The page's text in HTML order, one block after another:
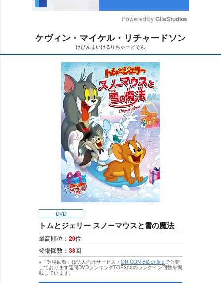
M
t
e
Powered by GliaStudios
ケヴィン・マイケル・リチャードソン
けびんまいけるりちゃーどそん
DVD
トムとジェリー スノーマウスと雪の魔法
最高順位： 20位
登場回数： 38回
※「登場回数」は法人向けサービス・ ORICON BiZ onlineで公開
しております週間DVDランキングTOP300のランクイン回数を掲
載しています。